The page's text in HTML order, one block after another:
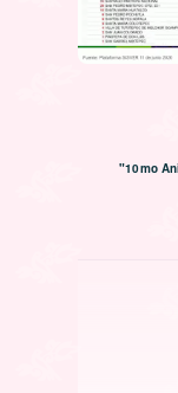
"10mo